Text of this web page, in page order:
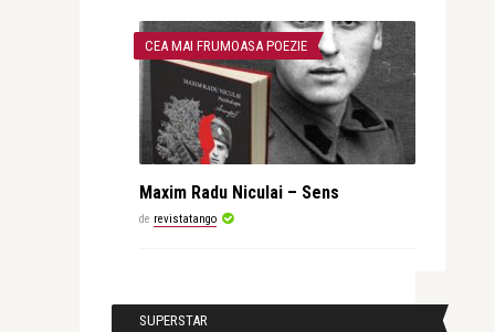
CEA MAI FRUMOASA POEZIE
Maxim Radu Niculai – Sens
de revistatango
SUPERSTAR